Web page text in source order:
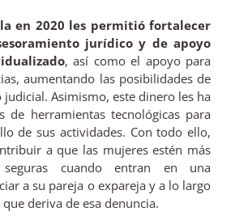
en 2020 les permitió fortalecer
jurídico y de apoyo
, así como el apoyo para
aumentando las posibilidades de
Asimismo, este dinero les ha
de herramientas tecnológicas para
de sus actividades. Con todo ello,
a que las mujeres estén más
cuando entran en una
a su pareja o expareja y a lo largo
deriva de esa denuncia.